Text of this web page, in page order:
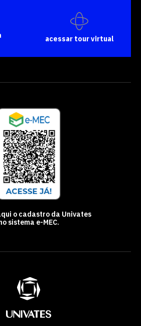
acessar tour virtual
o cadastro da Univates
sistema e-MEC.